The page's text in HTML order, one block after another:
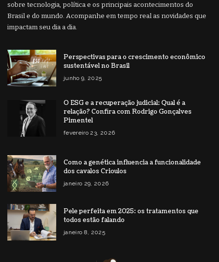
sobre tecnologia, política e os principais acontecimentos do
Brasil e do mundo. Acompanhe em tempo real as novidades que
impactam seu dia a dia.
Perspectivas para o crescimento econômico
sustentável no Brasil
junho 9, 2025
O ESG e a recuperação judicial: Qual é a
relação? Confira com Rodrigo Gonçalves
Pimentel
fevereiro 23, 2026
Como a genética influencia a funcionalidade
dos cavalos Crioulos
janeiro 29, 2026
Pele perfeita em 2025: os tratamentos que
todos estão falando
janeiro 8, 2025